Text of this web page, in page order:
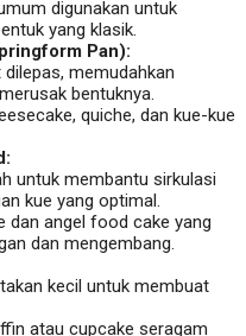
digunakan untuk
yang klasik.
Pan):
memudahkan
bentuknya.
quiche, dan kue-kue
untuk membantu sirkulasi
kue yang optimal.
dan angel food cake yang
dan mengembang.
kecil untuk membuat
atau cupcake seragam